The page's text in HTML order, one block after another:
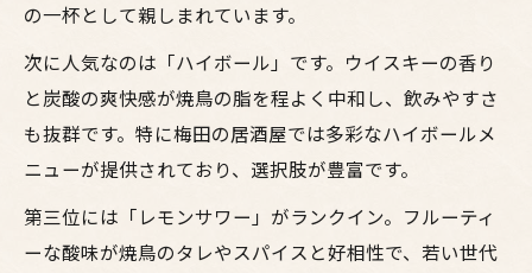
の一杯として親しまれています。
次に人気なのは「ハイボール」です。ウイスキーの香り
と炭酸の爽快感が焼鳥の脂を程よく中和し、飲みやすさ
も抜群です。特に梅田の居酒屋では多彩なハイボールメ
ニューが提供されており、選択肢が豊富です。
第三位には「レモンサワー」がランクイン。フルーティ
ーな酸味が焼鳥のタレやスパイスと好相性で、若い世代